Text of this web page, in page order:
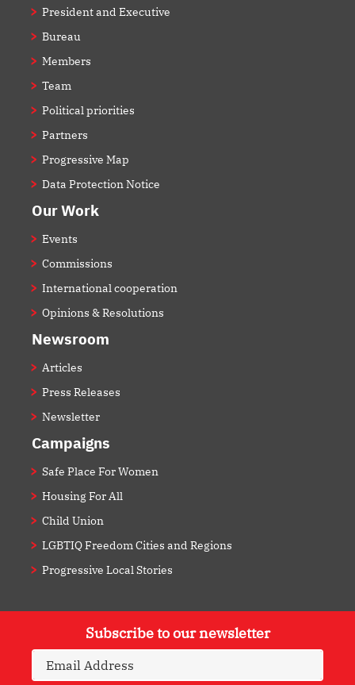
President and Executive
Bureau
Members
Team
Political priorities
Partners
Progressive Map
Data Protection Notice
Our Work
Events
Commissions
International cooperation
Opinions & Resolutions
Newsroom
Articles
Press Releases
Newsletter
Campaigns
Safe Place For Women
Housing For All
Child Union
LGBTIQ Freedom Cities and Regions
Progressive Local Stories
Subscribe to our newsletter